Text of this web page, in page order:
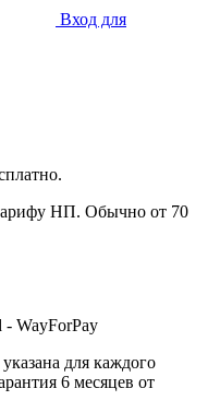
Вход для
НП. Обычно от 70
- WayForPay
для каждого
6 месяцев от